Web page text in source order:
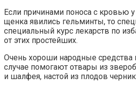
Если причинами поноса с кровью
щенка явились гельминты, то
специальный курс лекарств по
от этих простейших.
Очень хороши народные средства
случае помогают отвары из
и шалфея, настой из плодов